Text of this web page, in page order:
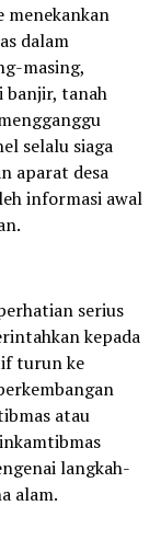
menekankan
dalam
masing,
banjir, tanah
selalu siaga
aparat desa
informasi awal
serius
kepada
turun ke
atau
langkah-
alam.